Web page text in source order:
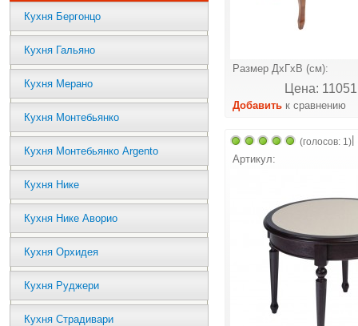
Кухня Бергонцо
Кухня Гальяно
Кухня Мерано
Кухня Монтебьянко
Кухня Монтебьянко Argento
Кухня Нике
Кухня Нике Аворио
Кухня Орхидея
Кухня Руджери
Кухня Страдивари
Размер ДхГхВ (см):
Цена:
Добавить к сравнению
(голосов: 1)
Артикул: